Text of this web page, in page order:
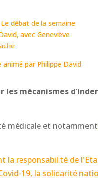
Le débat de la semaine
avec Geneviève
par Philippe David
les mécanismes
médicale et notamment
la responsabilité de
19, la solidarité